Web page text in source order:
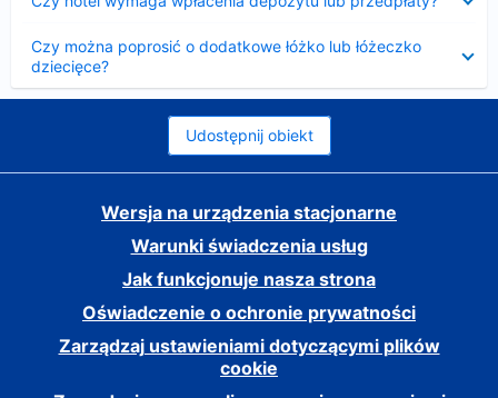
Czy można poprosić o dodatkowe łóżko lub łóżeczko
dziecięce?
Udostępnij obiekt
Wersja na urządzenia stacjonarne
Warunki świadczenia usług
Jak funkcjonuje nasza strona
Oświadczenie o ochronie prywatności
Zarządzaj ustawieniami dotyczącymi plików
cookie